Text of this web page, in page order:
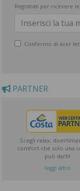
Registrati per ricevere
Confermo di aver
PARTNER
Scegli relax,
comfort che solo una
può darti!
leggi altro